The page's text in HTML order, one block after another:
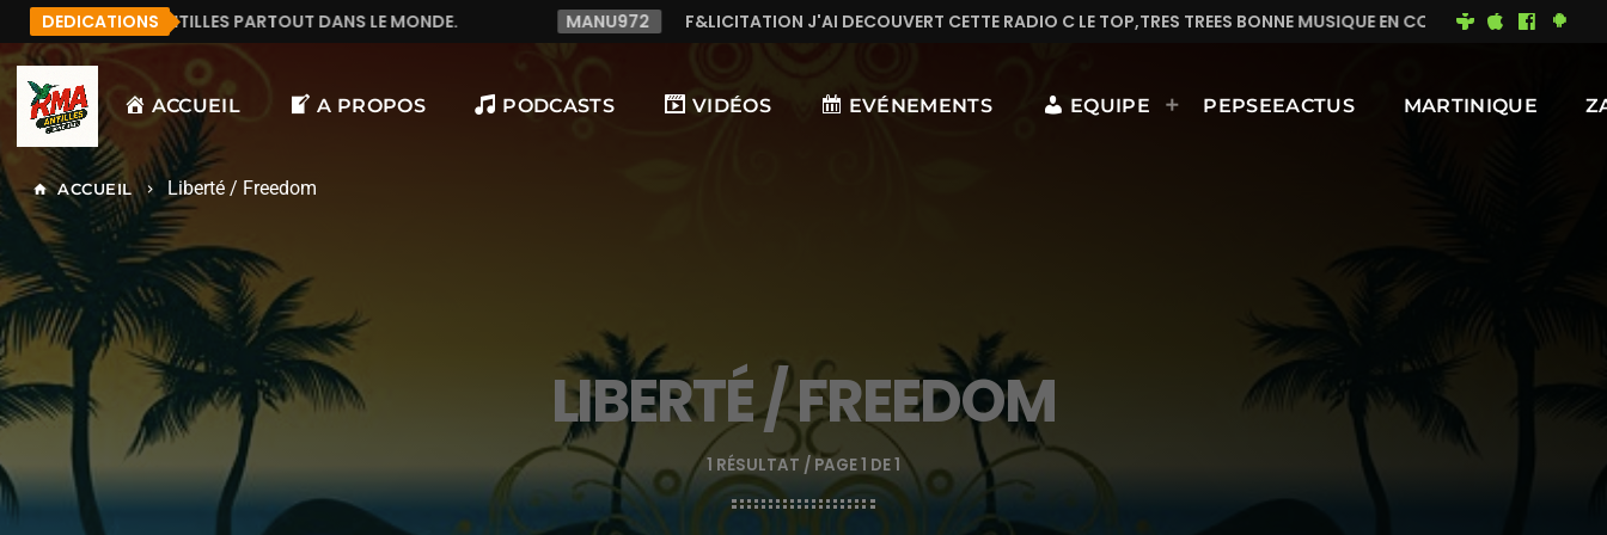
DEDICATIONS
PARTOUT DANS LE MONDE. MANU972 F&LICITATION J'AI DECOUVERT CETTE RADIO C LE TOP,TRES TREES BONNE MUSIQUE EN CONTINUE MIMI DU 93 BONNE
ACCUEIL A PROPOS PODCASTS VIDÉOS EVÉNEMENTS EQUIPE PEPSEEACTUS MARTINIQUE
home ACCUEIL keyboard_arrow_right Liberté / Freedom
LIBERTÉ / FREEDOM
1 RÉSULTAT / PAGE 1 DE 1